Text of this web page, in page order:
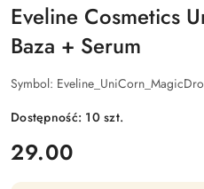
Eveline Cosmetics
Baza + Serum
Symbol:
Dostępność: 10szt.
cena:
29.00